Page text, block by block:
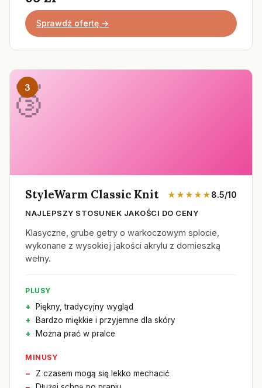
Sprawdź ofertę →
3
StyleWarm Classic Knit ★★★★★8.5/10
NAJLEPSZY STOSUNEK JAKOŚCI DO CENY
Klasyczne, grube getry o warkoczowym splocie,
wykonane z wysokiej jakości akrylu z domieszką
wełny.
PLUSY
Piękny, tradycyjny wygląd
Bardzo miękkie i przyjemne dla skóry
Można prać w pralce
MINUSY
Z czasem mogą się lekko mechacić